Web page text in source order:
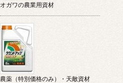
オガワの農業用資材
農薬（特別価格のみ）・天敵資材